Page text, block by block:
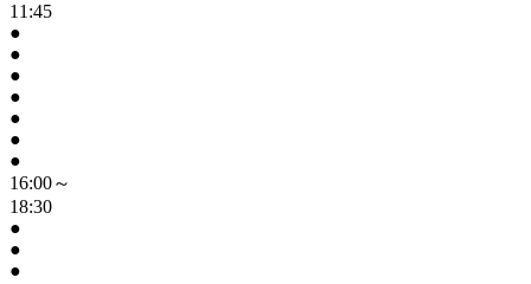
11:45
●
●
●
●
●
●
●
16:00～
18:30
●
●
●